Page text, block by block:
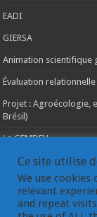
EADI
GIERSA
Animation scientifique
Évaluation relationnelle
Projet : Agroécologie,
Brésil)
Le GEMDEV
La pluridisciplinarité
La coopération
Les instances du
Ce site utilise
We use
relevant
and repeat